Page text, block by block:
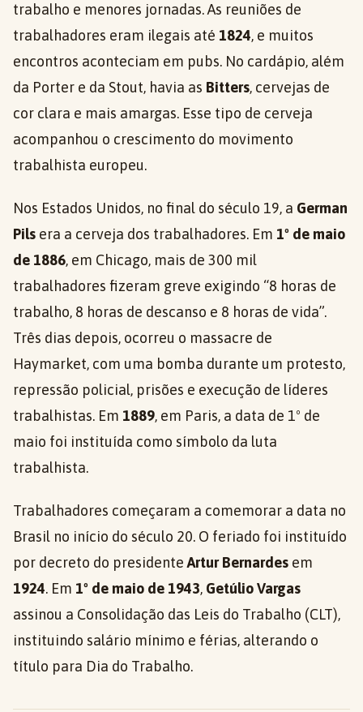
trabalho e menores jornadas. As reuniões de
trabalhadores eram ilegais até 1824, e muitos
encontros aconteciam em pubs. No cardápio, além
da Porter e da Stout, havia as Bitters, cervejas de
cor clara e mais amargas. Esse tipo de cerveja
acompanhou o crescimento do movimento
trabalhista europeu.
Nos Estados Unidos, no final do século 19, a German
Pils era a cerveja dos trabalhadores. Em 1º de maio
de 1886, em Chicago, mais de 300 mil
trabalhadores fizeram greve exigindo “8 horas de
trabalho, 8 horas de descanso e 8 horas de vida”.
Três dias depois, ocorreu o massacre de
Haymarket, com uma bomba durante um protesto,
repressão policial, prisões e execução de líderes
trabalhistas. Em 1889, em Paris, a data de 1º de
maio foi instituída como símbolo da luta
trabalhista.
Trabalhadores começaram a comemorar a data no
Brasil no início do século 20. O feriado foi instituído
por decreto do presidenteArtur Bernardes em
1924. Em 1º de maio de 1943, Getúlio Vargas
assinou a Consolidação das Leis do Trabalho (CLT),
instituindo salário mínimo e férias, alterando o
título para Dia do Trabalho.